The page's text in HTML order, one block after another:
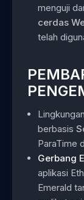
menguji
cerdas
telah
berbasis
ParaTime
Gerbang
aplikasi
Emerald